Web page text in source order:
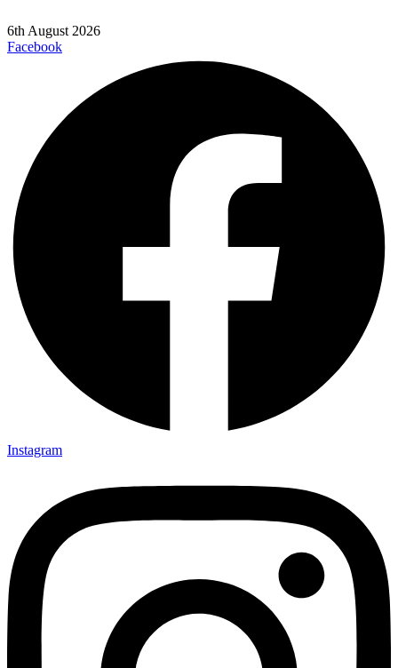
6th August 2026
Facebook
Instagram